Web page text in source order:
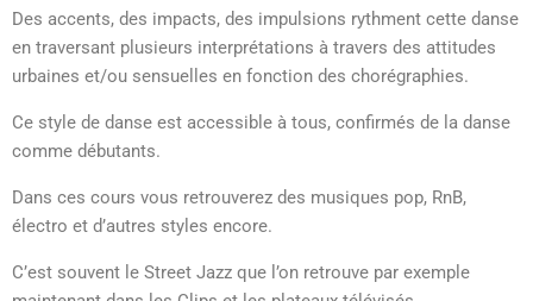
Des accents, des impacts, des impulsions rythment cette danse
en traversant plusieurs interprétations à travers des attitudes
urbaines et/ou sensuelles en fonction des chorégraphies.
Ce style de danse est accessible à tous, confirmés de la danse
comme débutants.
Dans ces cours vous retrouverez des musiques pop, RnB,
électro et d’autres styles encore.
C’est souvent le Street Jazz que l’on retrouve par exemple